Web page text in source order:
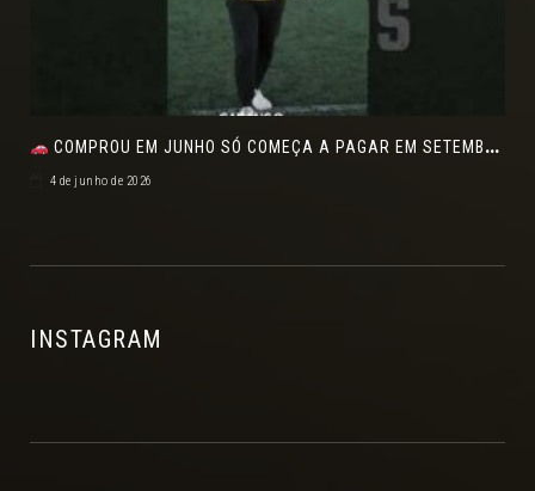
COMPROU EM JUNHO SÓ COMEÇA A PAGAR EM SETEMBRO!NO FEIRÃO DE VERDADE EM ARACJU
4 de junho de 2026
INSTAGRAM